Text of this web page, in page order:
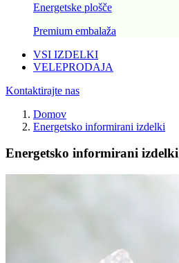
Energetske plošče
Premium embalaža
VSI IZDELKI
VELEPRODAJA
Kontaktirajte nas
Domov
Energetsko informirani izdelki
Energetsko informirani izdelki